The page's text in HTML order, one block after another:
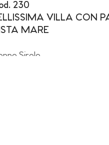
230
VILLA CON
MARE
Sirolo